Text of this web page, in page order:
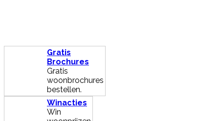
Gratis
Brochures
Gratis
woonbrochures
bestellen.
Winacties
Win